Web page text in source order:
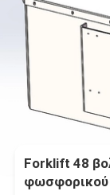
Forklift 48
φωσφορικού